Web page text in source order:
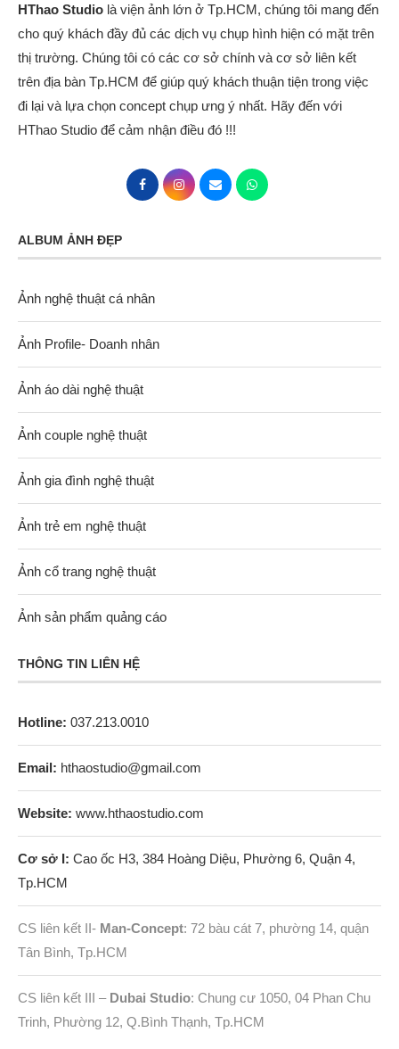
HThao Studio là viện ảnh lớn ở Tp.HCM, chúng tôi mang đến
cho quý khách đầy đủ các dịch vụ chụp hình hiện có mặt trên
thị trường. Chúng tôi có các cơ sở chính và cơ sở liên kết
trên địa bàn Tp.HCM để giúp quý khách thuận tiện trong việc
đi lại và lựa chọn concept chụp ưng ý nhất. Hãy đến với
HThao Studio để cảm nhận điều đó !!!
ALBUM ẢNH ĐẸP
Ảnh nghệ thuật cá nhân
Ảnh Profile- Doanh nhân
Ảnh áo dài nghệ thuật
Ảnh couple nghệ thuật
Ảnh gia đình nghệ thuật
Ảnh trẻ em nghệ thuật
Ảnh cổ trang nghệ thuật
Ảnh sản phẩm quảng cáo
THÔNG TIN LIÊN HỆ
Hotline: 037.213.0010
Email: hthaostudio@gmail.com
Website: www.hthaostudio.com
Cơ sở I: Cao ốc H3, 384 Hoàng Diệu, Phường 6, Quận 4,
Tp.HCM
CS liên kết II- Man-Concept: 72 bàu cát 7, phường 14, quận
Tân Bình, Tp.HCM
CS liên kết III – Dubai Studio: Chung cư 1050, 04 Phan Chu
Trinh, Phường 12, Q.Bình Thạnh, Tp.HCM